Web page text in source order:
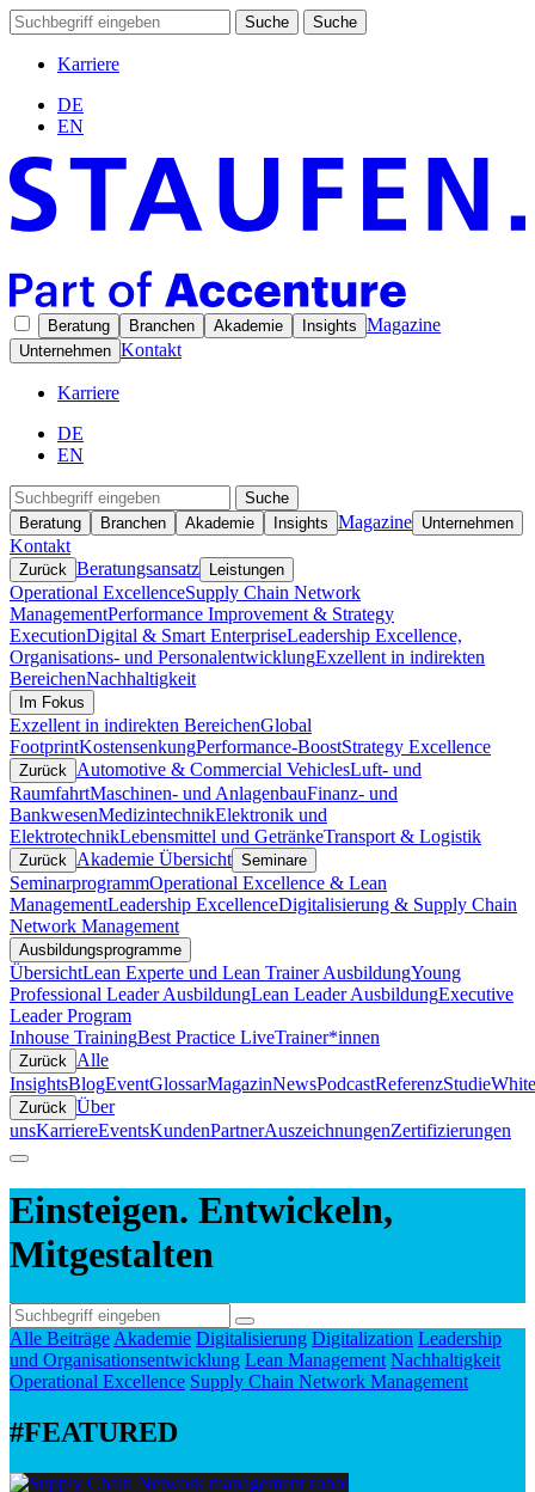
Suche Suche
Karriere
DE
EN
Beratung Branchen Akademie Insights Magazine
Unternehmen Kontakt
Karriere
DE
EN
Suche
Beratung
Branchen Akademie Insights Magazine Unternehmen
Kontakt
Zurück Beratungsansatz Leistungen
Operational ExcellenceSupply Chain Network
ManagementPerformance Improvement & Strategy
ExecutionDigital & Smart EnterpriseLeadership Excellence,
Organisations- und PersonalentwicklungExzellent in indirekten
BereichenNachhaltigkeit
Im Fokus
Exzellent in indirekten BereichenGlobal
FootprintKostensenkungPerformance-BoostStrategy Excellence
Zurück Automotive & Commercial VehiclesLuft- und
RaumfahrtMaschinen- und AnlagenbauFinanz- und
BankwesenMedizintechnikElektronik und
ElektrotechnikLebensmittel und GetränkeTransport & Logistik
Zurück Akademie Übersicht Seminare
SeminarprogrammOperational Excellence & Lean
ManagementLeadership ExcellenceDigitalisierung & Supply Chain
Network Management
Ausbildungsprogramme
ÜbersichtLean Experte und Lean Trainer AusbildungYoung
Professional Leader AusbildungLean Leader AusbildungExecutive
Leader Program
Inhouse TrainingBest Practice LiveTrainer*innen
Zurück
Alle
InsightsBlogEventGlossarMagazinNewsPodcastReferenzStudie
Zurück Über
unsKarriereEventsKundenPartnerAuszeichnungenZertifizierungen
Einsteigen. Entwickeln,
Mitgestalten
Alle Beiträge Akademie Digitalisierung Digitalization Leadership
und Organisationsentwicklung Lean Management Nachhaltigkeit
Operational Excellence Supply Chain Network Management
#FEATURED